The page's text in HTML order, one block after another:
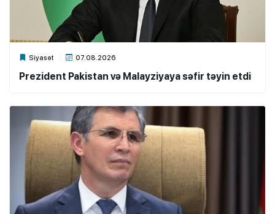
Siyasət 07.08.2026
Xalq.Online
Prezident Pakistan və Malayziyaya səfir təyin etdi